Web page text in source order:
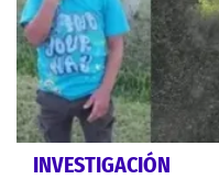
INVESTIGACIÓN